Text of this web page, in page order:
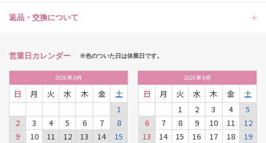
返品・交換について
営業日カレンダー ※色のついた日は休業日です。
2026年8月
日 月 火 水 木 金
土
1
2
3 4 5 6 7
8
9
10 11 12 13 14
15
2026年9月
日 月 火 水 木 金
土
1
2 3 4
5
6
7 8 9 10 11
12
13
14 15 16 17 18
19